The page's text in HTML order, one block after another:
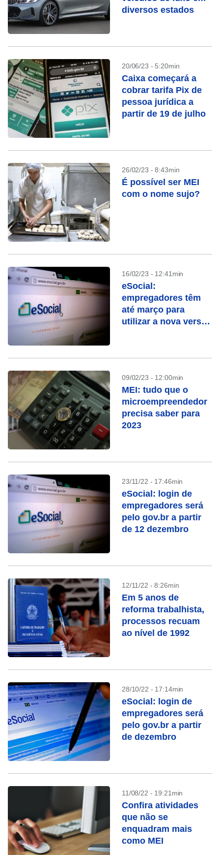
diversos estados
20/06/23 - 5:20min
Caixa começará a
cobrar tarifa Pix de
pessoa jurídica a
partir de 19 de julho
26/02/23 - 8:43min
É possível ser MEI
com o nome sujo?
16/02/23 - 12:41min
eSocial:
empregadores têm
até março para
utilizar a nova versão
09/02/23 - 12:00min
MEI: tudo que o
microempreendedor
precisa saber para
2023
23/11/22 - 17:46min
eSocial: login de
empregadores será
pelo gov.br a partir
de 12 dezembro
12/11/22 - 8:26min
Em 5 anos de
reforma trabalhista,
processos recuam
ao nível de 1992
28/10/22 - 17:14min
eSocial: login de
empregadores será
pelo gov.br a partir
de dezembro
11/08/22 - 19:21min
Confira atividades
que não se
enquadram mais
como MEI